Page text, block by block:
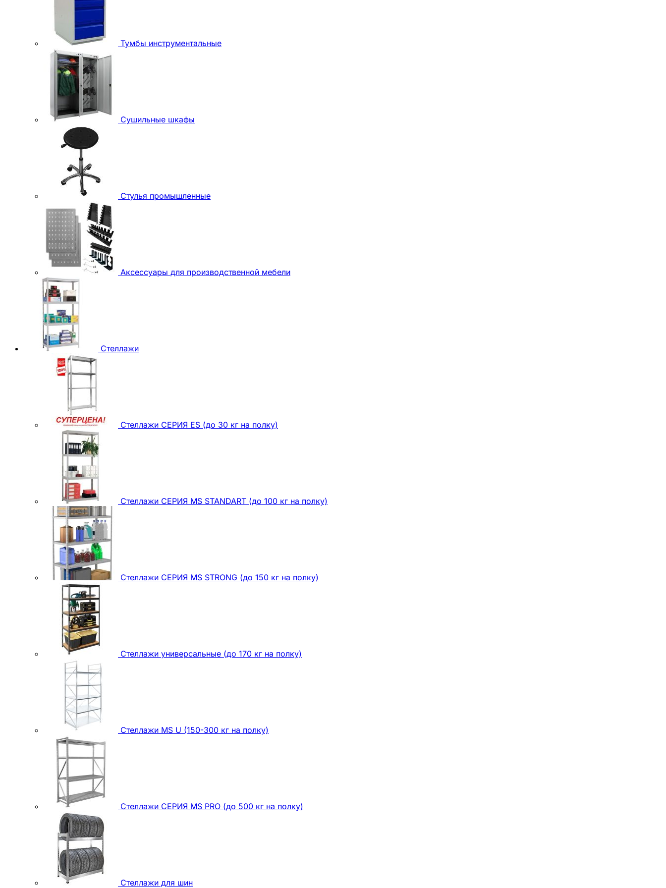
Тумбы инструментальные
Сушильные шкафы
Стулья промышленные
Аксессуары для производственной мебели
Стеллажи
Стеллажи СЕРИЯ ES (до 30 кг на полку)
Стеллажи СЕРИЯ MS STANDART (до 100 кг на полку)
Стеллажи СЕРИЯ MS STRONG (до 150 кг на полку)
Стеллажи универсальные (до 170 кг на полку)
Стеллажи MS U (150-300 кг на полку)
Стеллажи СЕРИЯ MS PRO (до 500 кг на полку)
Стеллажи для шин